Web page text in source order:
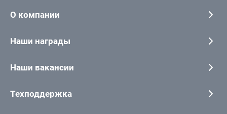
О компании
Наши награды
Наши вакансии
Техподдержка